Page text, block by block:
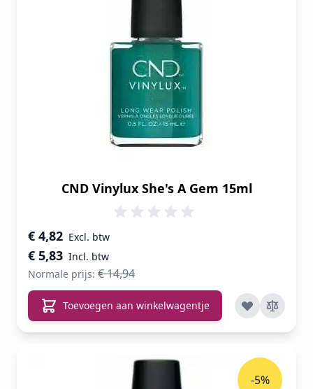
CND Vinylux She's A Gem 15ml
Speciale prijs
€ 5,83
€ 4,82
Normale prijs: € 14,94
Toevoegen aan winkelwagentje
-5%